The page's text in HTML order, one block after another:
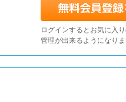
ログインするとお気に入
管理が出来るようになり